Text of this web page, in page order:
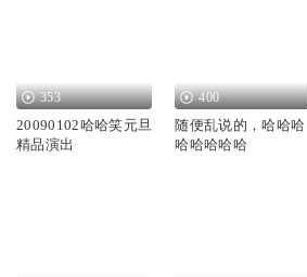
353
20090102哈哈笑元旦
精品演出
400
随便乱说的，哈哈哈
哈哈哈哈哈